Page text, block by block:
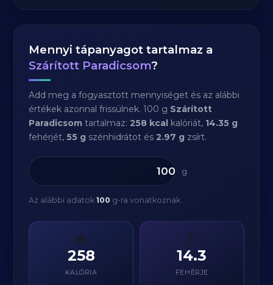
Mennyi tápanyagot tartalmaz a
Szárított Paradicsom?
Add meg a fogyasztott mennyiséget és az alábbi
értékek azonnal frissülnek. 100 g Szárított
Paradicsom tartalmaz:258 kcal kalóriát, 14.35 g
fehérjét,55 g szénhidrátot és2.97 g zsírt.
g
Az alábbi adatok100 g-ra vonatkoznak.
🔥
258
KALÓRIA
💪
14.3
FEHÉRJE